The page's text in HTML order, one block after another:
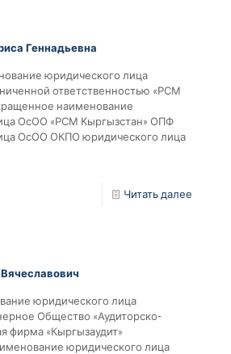
Геннадьевна
юридического лица
ответственностью «РСМ
наименование
ОсОО «РСМ Кыргызстан» ОПФ
ОсОО ОКПО юридического лица
Читать далее
юридического лица
Общество «Аудиторско-
фирма «Кыргызаудит»
юридического лица